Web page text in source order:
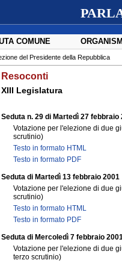
COMUNE
del Presidente della Repubblica
Resoconti
XIII Legislatura
Seduta n. 29 di Martedì 27 febbraio
Votazione per l'elezione di due
scrutinio)
Testo in formato HTML
Testo in formato PDF
Seduta di Martedì 13 febbraio 2001
Votazione per l'elezione di due
scrutinio)
Testo in formato HTML
Testo in formato PDF
Seduta di Mercoledì 7 febbraio
Votazione per l'elezione di due
terzo scrutinio)